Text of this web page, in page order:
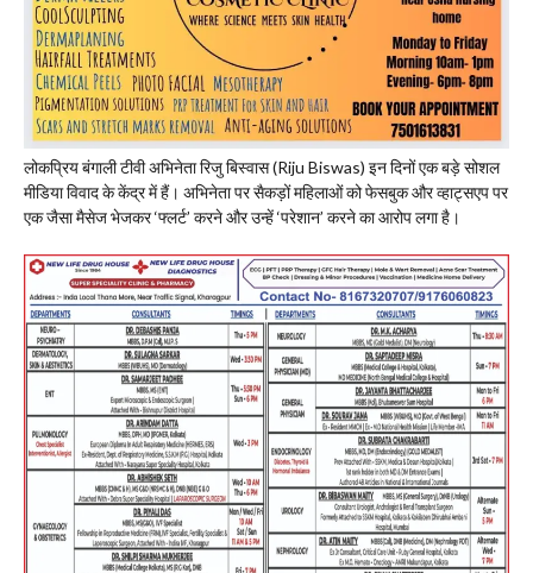
लोकप्रिय बंगाली टीवी अभिनेता रिजु बिस्वास (Riju Biswas) इन दिनों एक बड़े सोशल
मीडिया विवाद के केंद्र में हैं। अभिनेता पर सैकड़ों महिलाओं को फेसबुक और व्हाट्सएप पर
एक जैसा मैसेज भेजकर ‘फ्लर्ट’ करने और उन्हें ‘परेशान’ करने का आरोप लगा है।